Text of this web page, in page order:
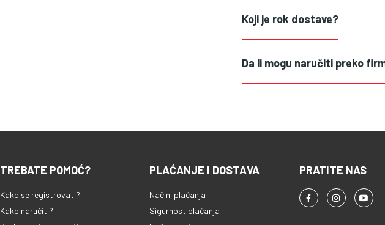
Koji je rok dostave?
Da li mogu naručiti preko
TREBATE POMOĆ?
Kako se registrovati?
Kako naručiti?
PLAĆANJE I DOSTAVA
Načini plaćanja
Sigurnost plaćanja
PRATITE NAS